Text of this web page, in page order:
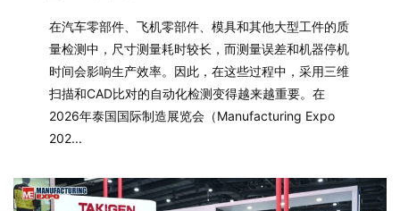
在汽车零部件、飞机零部件、模具和其他大型工件的质
量检测中，尺寸测量耗时较长，而测量误差和机器停机
时间会影响生产效率。因此，在这些过程中，采用三维
扫描和CAD比对的自动化检测变得越来越重要。在
2026年泰国国际制造展览会（Manufacturing Expo
202...